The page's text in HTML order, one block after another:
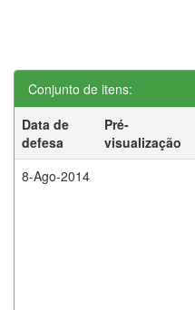
Conjunto de itens:
Data de
defesa
Pré-
visualização
8-Ago-2014